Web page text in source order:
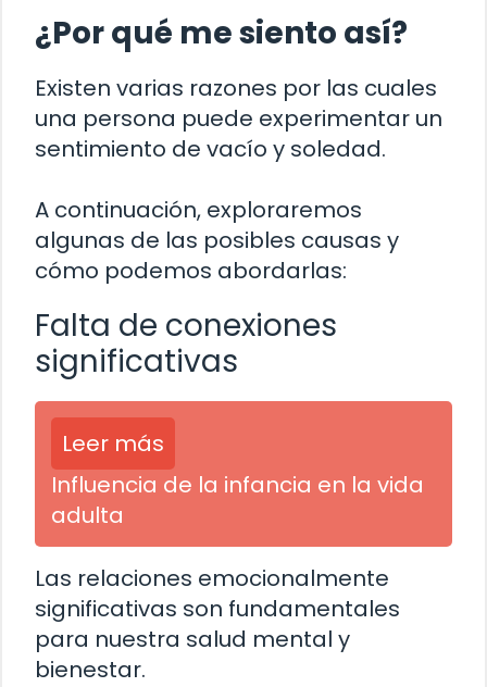
¿Por qué me siento así?
Existen varias razones por las cuales
una persona puede experimentar un
sentimiento de vacío y soledad.
A continuación, exploraremos
algunas de las posibles causas y
cómo podemos abordarlas:
Falta de conexiones
significativas
Leer más
Influencia de la infancia en la vida
adulta
Las relaciones emocionalmente
significativas son fundamentales
para nuestra salud mental y
bienestar.